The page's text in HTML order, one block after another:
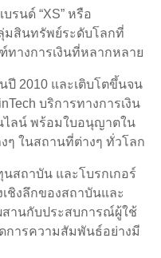
รนด์ “XS” หรือ
ลุ่มสินทรัพย์ระดับโลกที่
างการเงินที่หลากหลาย
ปี 2010 และเติบโตขึ้นจน
บริการทางการเงิน
ไลน์ พร้อมใบอนุญาตใน
ๆ ในสถานที่ต่างๆ ทั่วโลก
นสถาบัน และโบรกเกอร์
ชิงลึกของสถาบันและ
สานกับประสบการณ์ผู้ใช้
การความสัมพันธ์อย่างมี